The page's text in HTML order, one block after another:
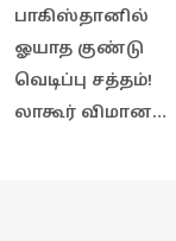
பாகிஸ்தானில்
ஓயாத குண்டு
வெடிப்பு சத்தம்!
லாகூர் விமான